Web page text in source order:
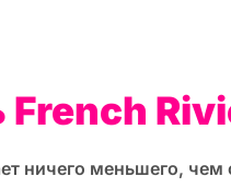
ничего меньшего, чем